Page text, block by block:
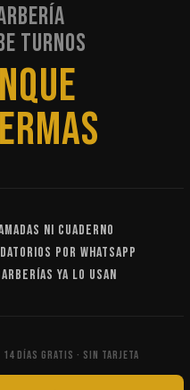
TURNOS
NI CUADERNO
POR WHATSAPP
YA LO USAN
14 DÍAS GRATIS · SIN TARJETA